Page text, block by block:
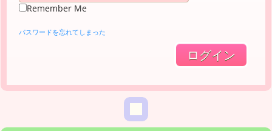
Remember Me
パスワードを忘れてしまった